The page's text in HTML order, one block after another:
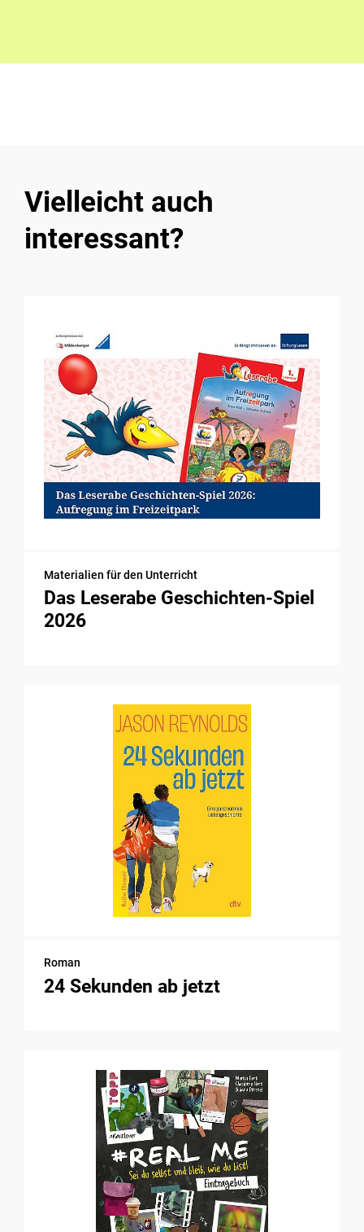
Vielleicht auch
interessant?
Materialien für den Unterricht
Das Leserabe Geschichten-Spiel
2026
Roman
24 Sekunden ab jetzt